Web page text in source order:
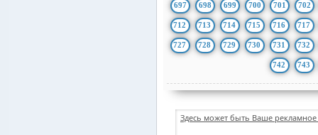
697 698 699 700 701 702
712 713 714 715 716 717
727 728 729 730 731 732
742 743
Здесь может быть Ваше